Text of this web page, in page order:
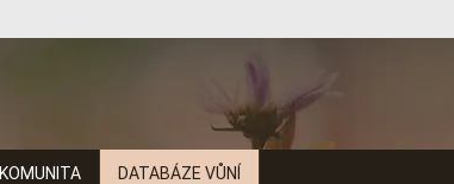
KOMUNITA DATABÁZE VŮNÍ